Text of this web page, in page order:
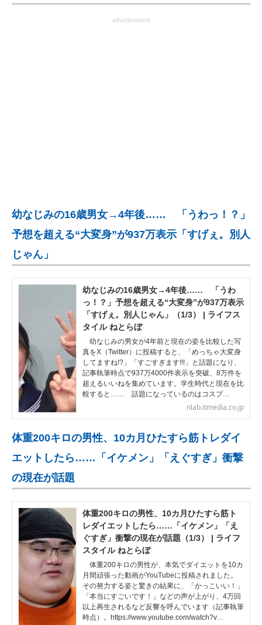
建設×テクノロジーの最前線
ちょっと気になるネットの話題
advertisement
幼なじみの16歳男女→4年後…… 「うわっ！？」
予想を超える“大変身”が937万表示「すげぇ。別人
じゃん」
幼なじみの16歳男女→4年後…… 「うわ
っ！？」予想を超える“大変身”が937万表示
「すげぇ。別人じゃん」（1/3） | ライフス
タイル ねとらぼ
幼なじみの男女が4年前と現在の姿を比較した写
真をX（Twitter）に投稿すると、「めっちゃ大変身
してますね!?」「すごすぎます!!!」と話題になり、
記事執筆時点で937万4000件表示を突破、8万件を
超えるいいねを集めています。学生時代と現在を比
較すると…… 話題になっているのはコスプ…
nlab.itmedia.co.jp
体重200キロの男性、10カ月ひたすら筋トレダイ
エットしたら……「イケメン」「えぐすぎ」衝撃
の現在が話題
体重200キロの男性、10カ月ひたすら筋ト
レダイエットしたら……「イケメン」「え
ぐすぎ」衝撃の現在が話題（1/3） | ライフ
スタイル ねとらぼ
体重200キロの男性が、本気でダイエットを10カ
月間頑張った動画がYouTubeに投稿されました。
その努力する姿と驚きの結果に、「かっこいい！」
「本当にすごいです！」などの声が上がり、4万回
以上再生されるなど反響を呼んでいます（記事執筆
時点）。https://www.youtube.com/watch?v…